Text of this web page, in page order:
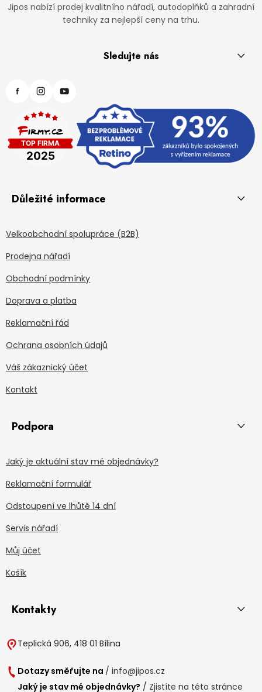
Jipos nabízí prodej kvalitního nářadí, autodoplňků a zahradní
techniky za nejlepší ceny na trhu.
Sledujte nás
Důležité informace
Velkoobchodní spolupráce (B2B)
Prodejna nářadí
Obchodní podmínky
Doprava a platba
Reklamační řád
Ochrana osobních údajů
Váš zákaznický účet
Kontakt
Podpora
Jaký je aktuální stav mé objednávky?
Reklamační formulář
Odstoupení ve lhůtě 14 dní
Servis nářadí
Můj účet
Košík
Kontakty
Teplická 906, 418 01 Bílina
Dotazy směřujte na / info@jipos.cz
Jaký je stav mé objednávky? / Zjistíte na této stránce